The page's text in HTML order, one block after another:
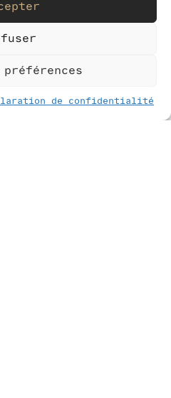
de confidentialité
tombent, les unes
au voisinage
des granges. Le
?
Bolognesi, Julie